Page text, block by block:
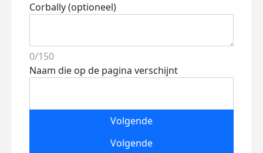
Corbally (optioneel)
0/150
Naam die op de pagina verschijnt
Volgende
Volgende